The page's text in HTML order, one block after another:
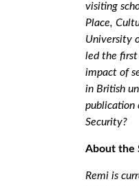
visiting
Place,
University
led the
impact of
in British
publication
Security?
About the
Remi is